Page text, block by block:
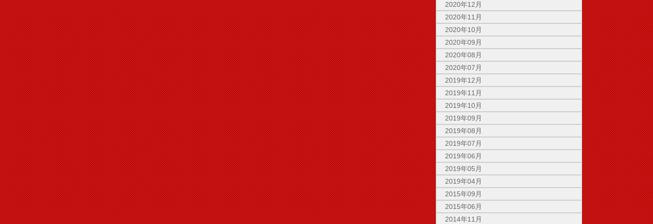
2020年12月
2020年11月
2020年10月
2020年09月
2020年08月
2020年07月
2019年12月
2019年11月
2019年10月
2019年09月
2019年08月
2019年07月
2019年06月
2019年05月
2019年04月
2015年09月
2015年06月
2014年11月